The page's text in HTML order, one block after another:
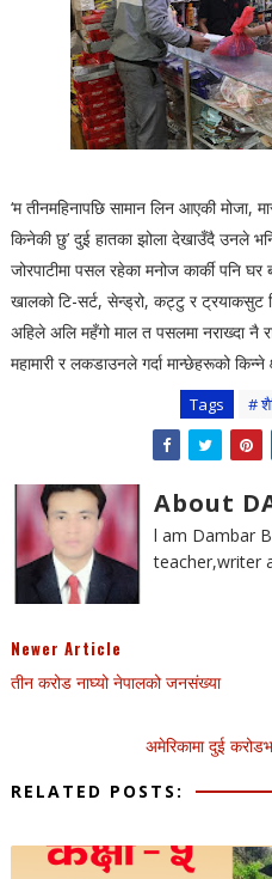
‘म तीनमहिनापछि सामान लिन आएकी मोजा,
किनेकी छु’ दुई हातका झोला देखाउँदै उनले
जोरपाटीमा पसल रहेका मनोज कार्की पनि
खालको टि-सर्ट, सेन्ड्रो, कट्टु र
अहिले अलि महँगो माल त पसलमा नराख्दा नै
महामारी र लकडाउनले गर्दा मान्छेहरूको
Tags #
About
l am Dambar
teacher,writer
Newer Article
तीन करोड नाघ्यो नेपालको जनसंख्या
अमेरिकामा दुई
RELATED POSTS: